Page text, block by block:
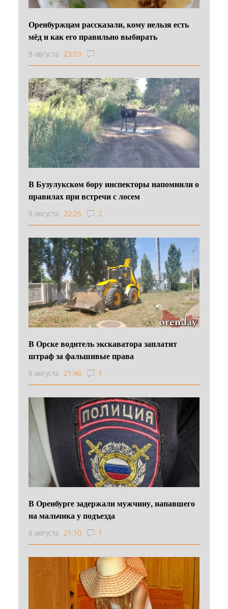
Оренбуржцам рассказали, кому нельзя есть
мёд и как его правильно выбирать
8 августа 23:03
В Бузулукском бору инспекторы напомнили о
правилах при встречи с лосем
8 августа 22:25 2
В Орске водитель экскаватора заплатит
штраф за фальшивые права
8 августа 21:46 1
В Оренбурге задержали мужчину, напавшего
на мальчика у подъезда
8 августа 21:10 1